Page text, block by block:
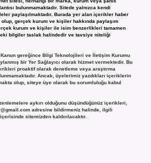
bulunmamaktadır. Sitede yalnızca kendi
paylaşılmaktadır. Burada yer alan içerikler haber
gerçek kurum ve kişiler hakkında paylaşım
kurum ve kişiler ile isim benzerlikleri tamamen
bilgiler taslak halindedir ve tavsiye niteliği
Kanun gereğince Bilgi Teknolojileri ve İletişim Kurumu
bir Yer Sağlayıcı olarak hizmet vermektedir. Bu
proaktif olarak denetleme veya araştırma
Ancak, üyelerimiz yazdıkları içeriklerin
olup, siteye üye olarak bu sorumluluğu kabul
aykırı olduğunu düşündüğünüz içerikleri,
adresine bildirmeniz halinde, ilgili
sitemizden kaldırılacaktır.